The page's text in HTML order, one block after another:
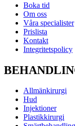
Boka tid
Om oss
Våra specialister
Prislista
Kontakt
Integritetspolicy
Allmänkirurgi
Hud
Injektioner
Plastikkirurgi